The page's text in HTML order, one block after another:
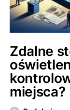
Zdalne
miejsca?